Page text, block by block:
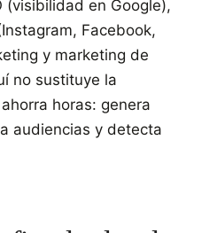
(visibilidad en Google),
Facebook,
y marketing de
no sustituye la
horas: genera
audiencias y detecta